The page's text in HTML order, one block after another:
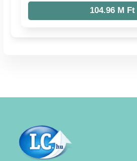
104.96 M Ft